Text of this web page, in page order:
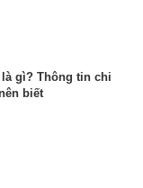
gì? Thông tin chi
biết